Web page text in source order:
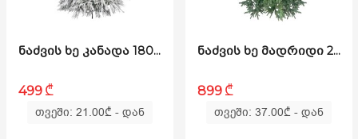
ᲜᲐᲫᲕᲘᲡ ᲮᲔ ᲙᲐᲜᲐᲓᲐ 180 ᲡᲛ (TS-180)
499 ₾
თვეში: 21.00₾- დან
ᲜᲐᲫᲕᲘᲡ ᲮᲔ ᲛᲐᲓᲠᲘᲓᲘ 240 ᲡᲛ (LS-240)
899 ₾
თვეში: 37.00₾- დან